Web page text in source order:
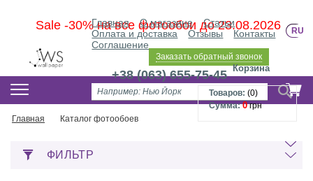
Sale -30% на все фотообои до 23.08.2026
Главная О магазине
Статьи
Оплата и доставка
Отзывы
Контакты
Соглашение
RU
Заказать обратный звонок
+38 (063) 655-75-45 Корзина
Товаров: (0)
Сумма: 0грн
Главная
Каталог фотообоев
ФИЛЬТР